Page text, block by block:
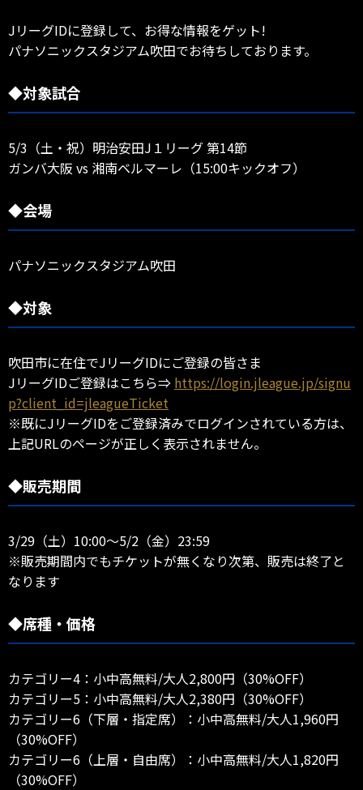
JリーグIDに登録して、お得な情報をゲット!
パナソニックスタジアム吹田でお待ちしております。
◆対象試合
5/3（土・祝）明治安田J１リーグ 第14節
ガンバ大阪 vs 湘南ベルマーレ（15:00キックオフ）
◆会場
パナソニックスタジアム吹田
◆対象
吹田市に在住でJリーグIDにご登録の皆さま
JリーグIDご登録はこちら⇒ https://login.jleague.jp/signu
p?client_id=jleagueTicket
※既にJリーグIDをご登録済みでログインされている方は、
上記URLのページが正しく表示されません。
◆販売期間
3/29（土）10:00～5/2（金）23:59
※販売期間内でもチケットが無くなり次第、販売は終了と
なります
◆席種・価格
カテゴリー4：小中高無料/大人2,800円（30%OFF）
カテゴリー5：小中高無料/大人2,380円（30%OFF）
カテゴリー6（下層・指定席）：小中高無料/大人1,960円
（30%OFF）
カテゴリー6（上層・自由席）：小中高無料/大人1,820円
（30%OFF）